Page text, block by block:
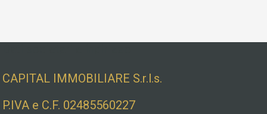
CAPITAL IMMOBILIARE S.r.l.s.
P.IVA e C.F. 02485560227